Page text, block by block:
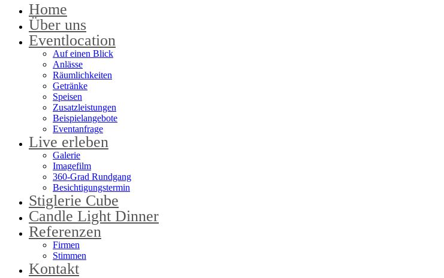
Home
Über uns
Eventlocation
Auf einen Blick
Anlässe
Räumlichkeiten
Getränke
Speisen
Zusatzleistungen
Beispielangebote
Eventanfrage
Live erleben
Galerie
Imagefilm
360-Grad Rundgang
Besichtigungstermin
Stiglerie Cube
Candle Light Dinner
Referenzen
Firmen
Stimmen
Kontakt